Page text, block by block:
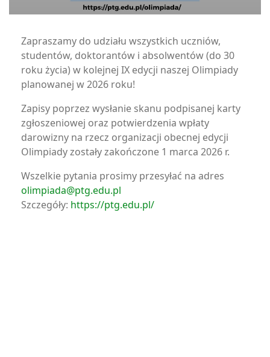
Zapraszamy do udziału wszystkich uczniów,
studentów, doktorantów i absolwentów (do 30
roku życia) w kolejnej IX edycji naszej Olimpiady
planowanej w 2026 roku!
Zapisy poprzez wysłanie skanu podpisanej karty
zgłoszeniowej oraz potwierdzenia wpłaty
darowizny na rzecz organizacji obecnej edycji
Olimpiady zostały zakończone 1 marca 2026 r.
Wszelkie pytania prosimy przesyłać na adres
olimpiada@ptg.edu.pl
Szczegóły: https://ptg.edu.pl/